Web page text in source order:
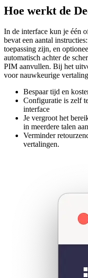
Hoe werkt de
In de interface kun je één
bevat een aantal
toepassing zijn, en
automatisch achter de
PIM aanvullen. Bij het
voor nauwkeurige
Bespaar tijd en
Configuratie is zelf
interface
Je vergroot het
in meerdere talen
Verminder
vertalingen.